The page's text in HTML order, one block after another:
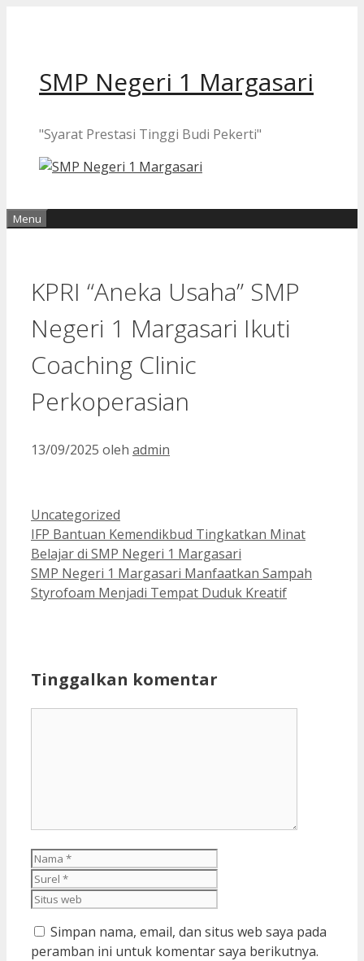
SMP Negeri 1 Margasari
"Syarat Prestasi Tinggi Budi Pekerti"
Menu
KPRI “Aneka Usaha” SMP
Negeri 1 Margasari Ikuti
Coaching Clinic
Perkoperasian
13/09/2025 oleh admin
Kategori
Uncategorized
IFP Bantuan Kemendikbud Tingkatkan Minat
Belajar di SMP Negeri 1 Margasari
SMP Negeri 1 Margasari Manfaatkan Sampah
Styrofoam Menjadi Tempat Duduk Kreatif
Tinggalkan komentar
Nama
Simpan nama, email, dan situs web saya pada
peramban ini untuk komentar saya berikutnya.